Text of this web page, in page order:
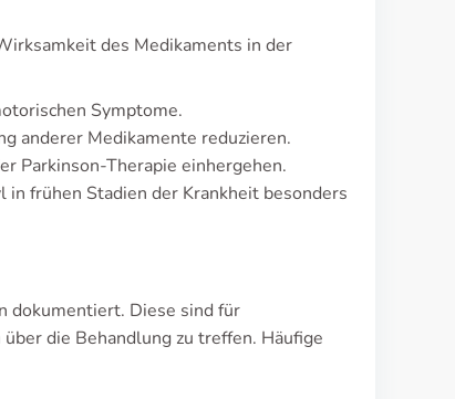
des Medikaments in der
Symptome.
anderer Medikamente reduzieren.
Parkinson-Therapie einhergehen.
frühen Stadien der Krankheit besonders
dokumentiert. Diese sind für
die Behandlung zu treffen. Häufige